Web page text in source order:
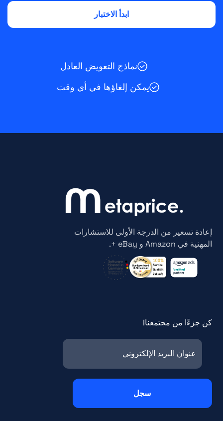
نماذج التعويض العادل
يمكن إلغاؤها في أي وقت
إعادة تسعير من الدرجة الأولى للاستشارات
المهنية في Amazon و eBay +.
كن جزءًا من مجتمعنا!